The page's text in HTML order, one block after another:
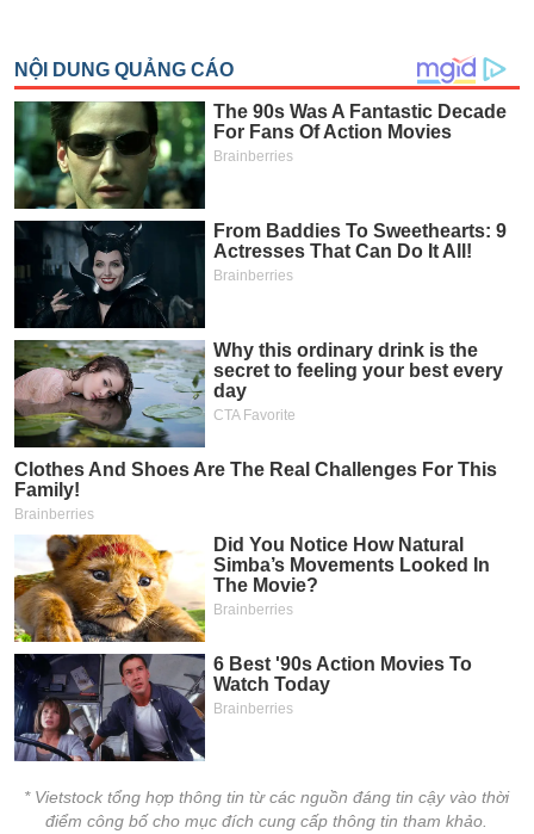
* Vietstock tổng hợp thông tin từ các nguồn đáng tin cậy vào thời
điểm công bố cho mục đích cung cấp thông tin tham khảo.